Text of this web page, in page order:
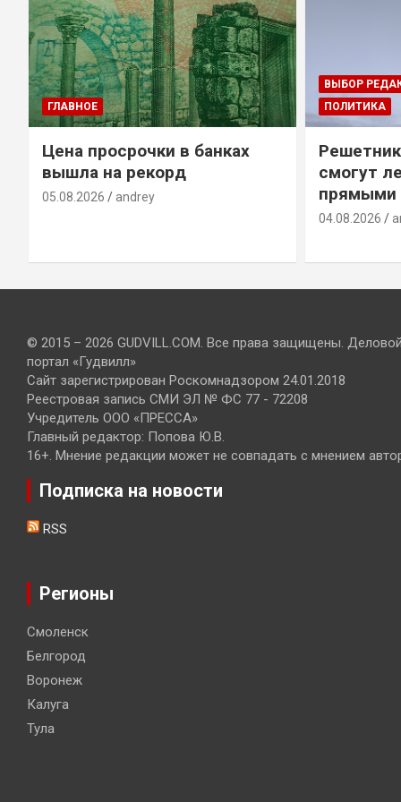
ГЛАВНОЕ
Цена просрочки в банках
вышла на рекорд
05.08.2026 andrey
ВЫБОР
ПОЛИТИКА
смогут
прямыми
04.08.2026
© 2015 – 2026 GUDVILL.COM. Все права защищены.
портал «Гудвилл»
Сайт зарегистрирован Роскомнадзором 24.01.2018
Реестровая запись СМИ ЭЛ № ФС 77 - 72208
Учредитель ООО «ПРЕССА»
Главный редактор: Попова Ю.В.
16+. Мнение редакции может не совпадать с мнением
Подписка на новости
RSS
Регионы
Смоленск
Белгород
Воронеж
Калуга
Тула